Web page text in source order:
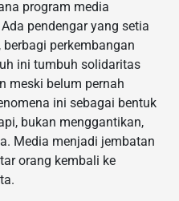
program media
pendengar yang setia
perkembangan
ini tumbuh solidaritas
meski belum pernah
ini sebagai bentuk
bukan menggantikan,
Media menjadi jembatan
orang kembali ke